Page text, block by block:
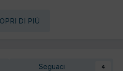
DI PIÙ
Seguaci 4